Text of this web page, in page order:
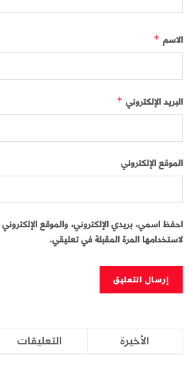
الاسم *
البريد الإلكتروني *
الموقع الإلكتروني
احفظ اسمي، بريدي الإلكتروني، والموقع
لاستخدامها المرة المقبلة في تعليقي.
التعليقات الأخيرة